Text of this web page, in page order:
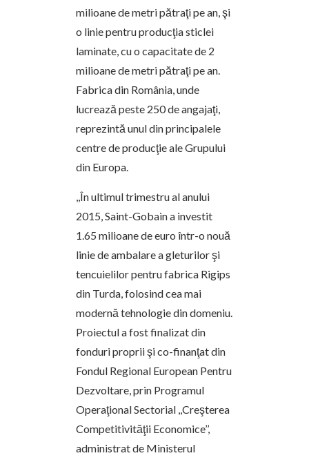
milioane de metri pătraţi pe an, şi
o linie pentru producţia sticlei
laminate, cu o capacitate de 2
milioane de metri pătraţi pe an.
Fabrica din România, unde
lucrează peste 250 de angajaţi,
reprezintă unul din principalele
centre de producţie ale Grupului
din Europa.
,,În ultimul trimestru al anului
2015, Saint-Gobain a investit
1.65 milioane de euro într-o nouă
linie de ambalare a gleturilor şi
tencuielilor pentru fabrica Rigips
din Turda, folosind cea mai
modernă tehnologie din domeniu.
Proiectul a fost finalizat din
fonduri proprii şi co-finanţat din
Fondul Regional European Pentru
Dezvoltare, prin Programul
Operaţional Sectorial ,,Creşterea
Competitivităţii Economice’’,
administrat de Ministerul